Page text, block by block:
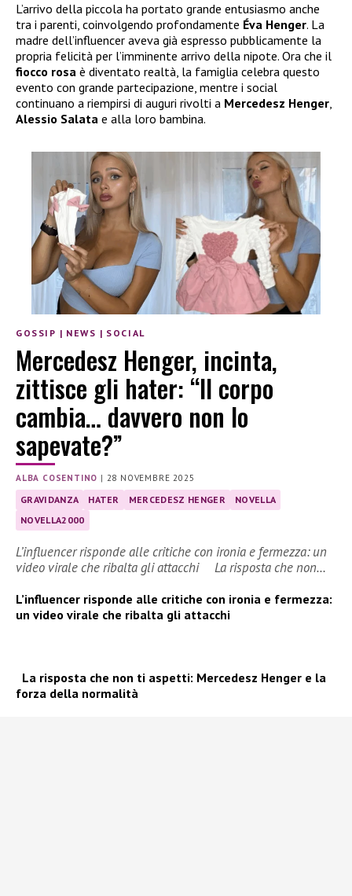
L’arrivo della piccola ha portato grande entusiasmo anche
tra i parenti, coinvolgendo profondamente Éva Henger. La
madre dell’influencer aveva già espresso pubblicamente la
propria felicità per l’imminente arrivo della nipote. Ora che il
fiocco rosa è diventato realtà, la famiglia celebra questo
evento con grande partecipazione, mentre i social
continuano a riempirsi di auguri rivolti a Mercedesz Henger,
Alessio Salata e alla loro bambina.
GOSSIP | NEWS | SOCIAL
Mercedesz Henger, incinta,
zittisce gli hater: “Il corpo
cambia… davvero non lo
sapevate?”
ALBA COSENTINO | 28 NOVEMBRE 2025
GRAVIDANZA HATER MERCEDESZ HENGER
NOVELLA
NOVELLA2000
L’influencer risponde alle critiche con ironia e fermezza: un
video virale che ribalta gli attacchi La risposta che non…
L’influencer risponde alle critiche con ironia e fermezza:
un video virale che ribalta gli attacchi
La risposta che non ti aspetti: Mercedesz Henger e la
forza della normalità